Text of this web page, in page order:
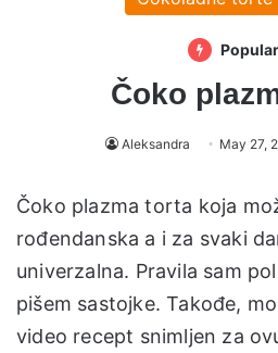
Čoko
Aleksandra May 27,
Čoko plazma torta koja
rođendanska a i za svaki
univerzalna. Pravila sam
pišem sastojke. Takođe,
video recept snimljen za